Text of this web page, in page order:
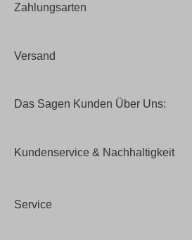
Zahlungsarten
Versand
Das Sagen Kunden Über Uns:
Kundenservice & Nachhaltigkeit
Service